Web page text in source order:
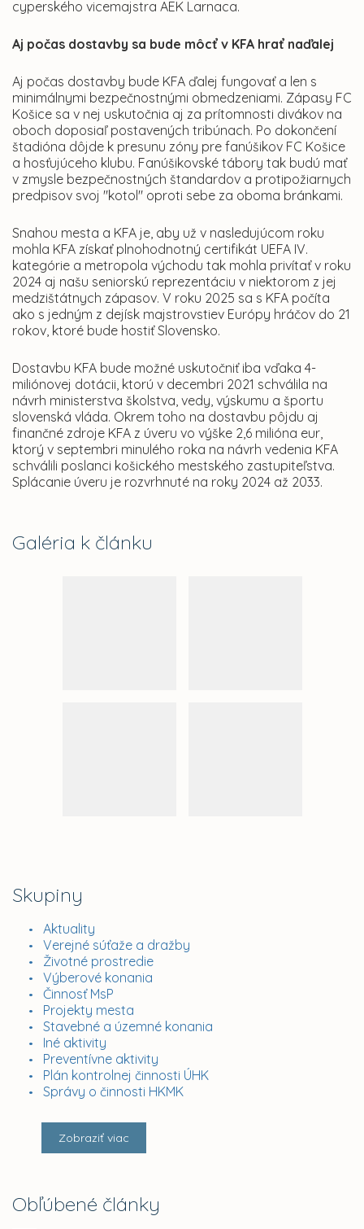
Galéria k článku
Skupiny
Aktuality
Verejné súťaže a dražby
Životné prostredie
Výberové konania
Činnosť MsP
Projekty mesta
Stavebné a územné konania
Iné aktivity
Preventívne aktivity
Plán kontrolnej činnosti ÚHK
Správy o činnosti HKMK
Zobraziť viac
Obľúbené články
cyperského vicemajstra AEK Larnaca.
Aj počas dostavby sa bude môcť v KFA hrať naďalej
Aj počas dostavby bude KFA ďalej fungovať a len s
minimálnymi bezpečnostnými obmedzeniami. Zápasy FC
Košice sa v nej uskutočnia aj za prítomnosti divákov na
oboch doposiaľ postavených tribúnach. Po dokončení
štadióna dôjde k presunu zóny pre fanúšikov FC Košice
a hosťujúceho klubu. Fanúšikovské tábory tak budú mať
v zmysle bezpečnostných štandardov a protipožiarnych
predpisov svoj "kotol" oproti sebe za oboma bránkami.
Snahou mesta a KFA je, aby už v nasledujúcom roku
mohla KFA získať plnohodnotný certifikát UEFA IV.
kategórie a metropola východu tak mohla privítať v roku
2024 aj našu seniorskú reprezentáciu v niektorom z jej
medzištátnych zápasov. V roku 2025 sa s KFA počíta
ako s jedným z dejísk majstrovstiev Európy hráčov do 21
rokov, ktoré bude hostiť Slovensko.
Dostavbu KFA bude možné uskutočniť iba vďaka 4-
miliónovej dotácii, ktorú v decembri 2021 schválila na
návrh ministerstva školstva, vedy, výskumu a športu
slovenská vláda. Okrem toho na dostavbu pôjdu aj
finančné zdroje KFA z úveru vo výške 2,6 milióna eur,
ktorý v septembri minulého roka na návrh vedenia KFA
schválili poslanci košického mestského zastupiteľstva.
Splácanie úveru je rozvrhnuté na roky 2024 až 2033.